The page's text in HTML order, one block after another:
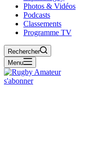
Photos & Vidéos
Podcasts
Classements
Programme TV
Rechercher
Menu
s'abonner